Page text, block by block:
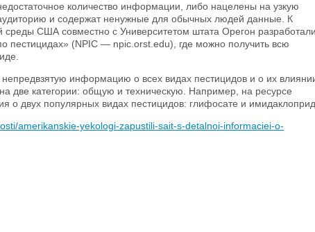
количество информации, либо нацелены на узкую
и содержат ненужные для обычных людей данные. К
среды США совместно с Университетом штата Орегон разработали
пестицидах» (NPIC — npic.orst.edu), где можно получить всю
информацию о всех видах пестицидов и о их
две категории: общую и техническую. Например, на ресурсе
о двух популярных видах пестицидов: глифосате и
amerikanskie-yekologi-zapustili-sait-s-detalnoi-informaciei-o-